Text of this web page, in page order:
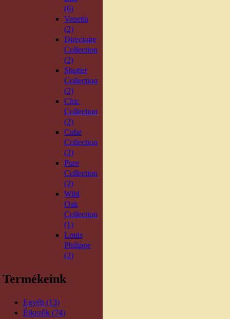
(6)
Venetia
(2)
Directoire
Collection
(2)
Shutter
Collection
(2)
Chic
Collection
(2)
Cube
Collection
(2)
Pure
Collection
(2)
Wild
Oak
Collection
(1)
Louis
Philippe
(2)
Termékeink
Egyéb (13)
Étkezők (74)